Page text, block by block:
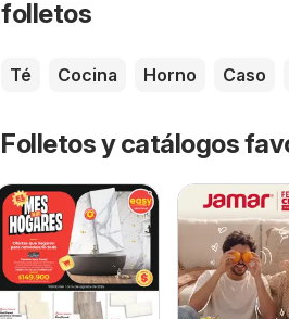
folletos
Té Cocina Horno Caso
Folletos y catálogos